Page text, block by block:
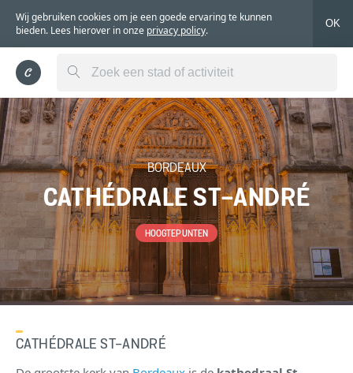
Wij gebruiken cookies om je een goede ervaring te kunnen
bieden. Lees hierover in onze privacy policy.
OK
BORDEAUX
CATHÉDRALE ST-ANDRÉ
HOOGTEPUNTEN
CATHÉDRALE ST-ANDRÉ